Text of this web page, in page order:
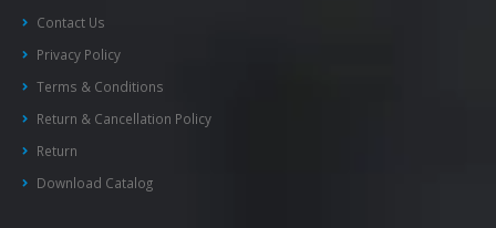
Contact Us
Privacy Policy
Terms & Conditions
Return & Cancellation Policy
Return
Download Catalog